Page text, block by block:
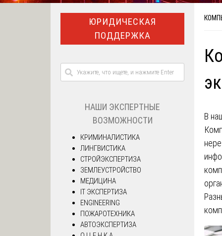
В
ЮРИДИЧЕСКАЯ
ПОДДЕРЖКА
НАШИ ЭКСПЕРТНЫЕ
ВОЗМОЖНОСТИ
КРИМИНАЛИСТИКА
ЛИНГВИСТИКА
СТРОЙЭКСПЕРТИЗА
ЗЕМЛЕУСТРОЙСТВО
МЕДИЦИНА
IT ЭКСПЕРТИЗА
ENGINEERING
ПОЖАРОТЕХНИКА
АВТОЭКСПЕРТИЗА